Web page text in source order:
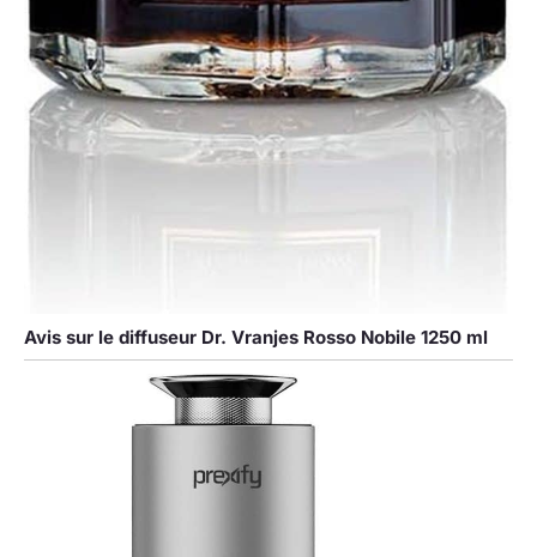
Avis sur le diffuseur Dr. Vranjes Rosso Nobile 1250 ml